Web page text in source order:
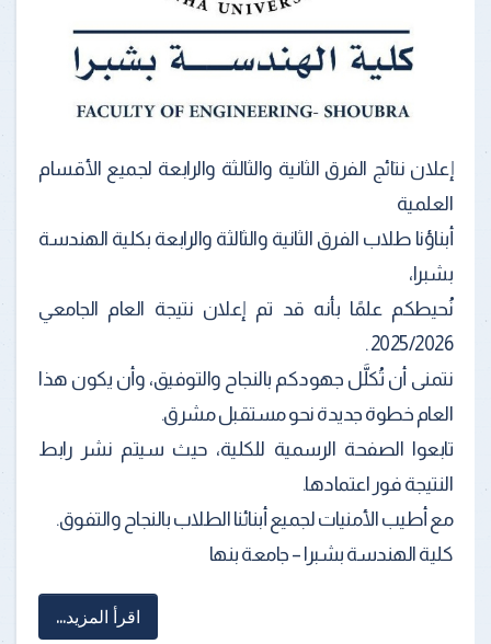
إعلان نتائج الفرق الثانية والثالثة والرابعة لجميع الأقسام
العلمية
أبناؤنا طلاب الفرق الثانية والثالثة والرابعة بكلية الهندسة
بشبرا،
نُحيطكم علمًا بأنه قد تم إعلان نتيجة العام الجامعي
2025/2026 .
نتمنى أن تُكلَّل جهودكم بالنجاح والتوفيق، وأن يكون هذا
العام خطوة جديدة نحو مستقبل مشرق.
تابعوا الصفحة الرسمية للكلية، حيث سيتم نشر رابط
النتيجة فور اعتمادها.
مع أطيب الأمنيات لجميع أبنائنا الطلاب بالنجاح والتفوق.
كلية الهندسة بشبرا – جامعة بنها
اقرأ المزيد...